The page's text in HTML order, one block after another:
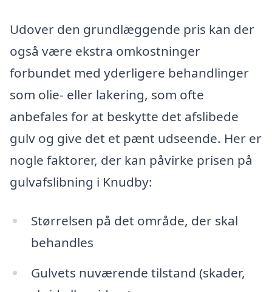
Udover den grundlæggende pris kan der
også være ekstra omkostninger
forbundet med yderligere behandlinger
som olie- eller lakering, som ofte
anbefales for at beskytte det afslibede
gulv og give det et pænt udseende. Her er
nogle faktorer, der kan påvirke prisen på
gulvafslibning i Knudby:
Størrelsen på det område, der skal
behandles
Gulvets nuværende tilstand (skader,